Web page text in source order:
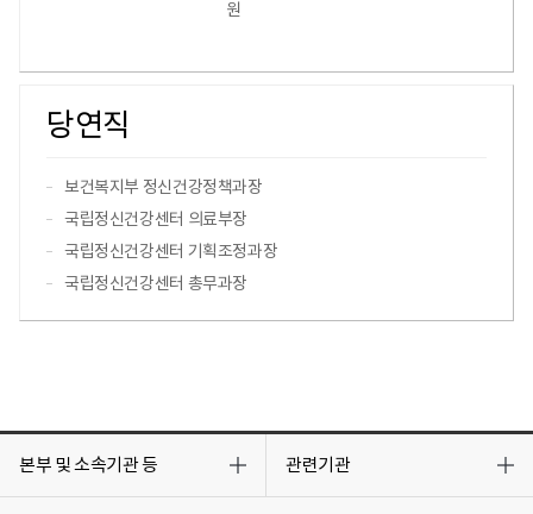
원
당연직
보건복지부 정신건강정책과장
국립정신건강센터 의료부장
국립정신건강센터 기획조정과장
국립정신건강센터 총무과장
본부 및 소속기관 등
기
관련기관
기